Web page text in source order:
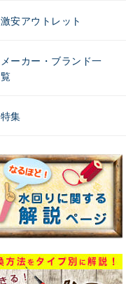
激安アウトレット
メーカー・ブランド一
覧
特集